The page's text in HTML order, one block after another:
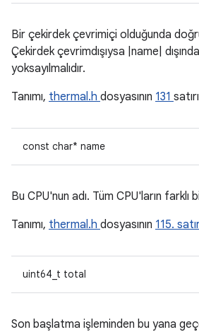
Bir çekirdek çevrimiçi olduğunda
Çekirdek çevrimdışıysa |name|
yoksayılmalıdır.
Tanımı, thermal.h dosyasının 131 satırı
const char* name
Bu CPU'nun adı. Tüm CPU'ların farklı
Tanımı, thermal.h dosyasının 115.
uint64_t total
Son başlatma işleminden bu yana